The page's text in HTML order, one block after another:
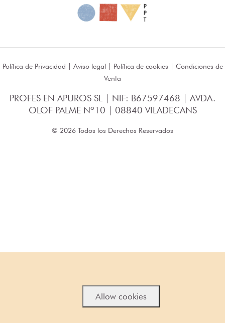
Política de Privacidad | Aviso legal| Política de cookies | Condiciones de
Venta
PROFES EN APUROS SL | NIF: B67597468 | AVDA.
OLOF PALME Nº10 | 08840 VILADECANS
© 2026 Todos los Derechos Reservados
Allow cookies